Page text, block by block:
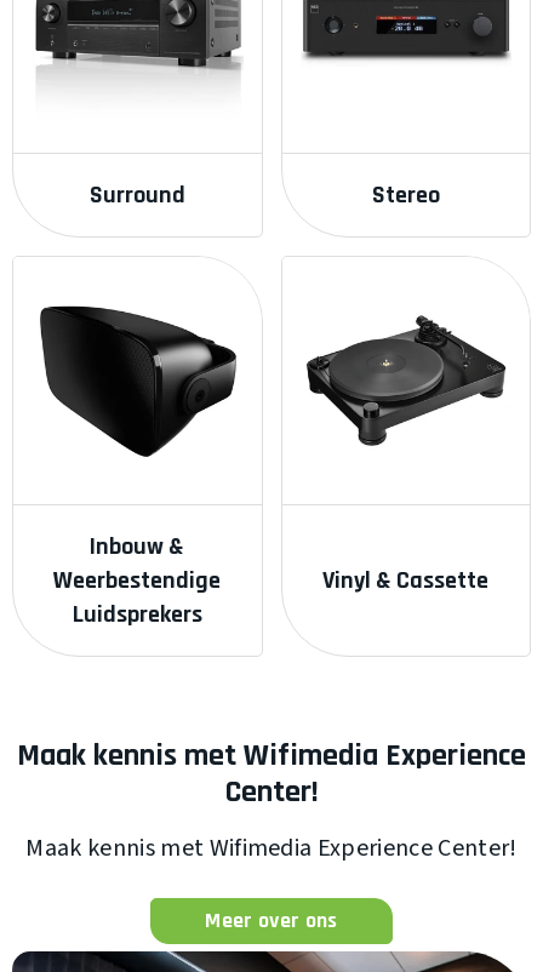
Surround Stereo
Inbouw &
Weerbestendige
Luidsprekers
Vinyl & Cassette
Maak kennis met Wifimedia Experience
Center!
Maak kennis met Wifimedia Experience Center!
Meer over ons